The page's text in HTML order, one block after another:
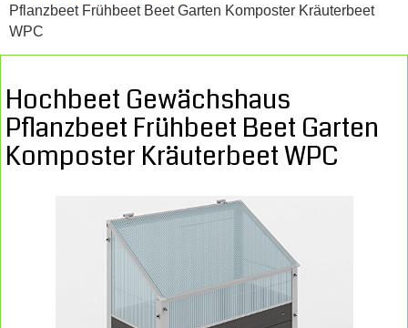
Pflanzbeet Frühbeet Beet Garten Komposter Kräuterbeet
WPC
Hochbeet Gewächshaus
Pflanzbeet Frühbeet Beet Garten
Komposter Kräuterbeet WPC